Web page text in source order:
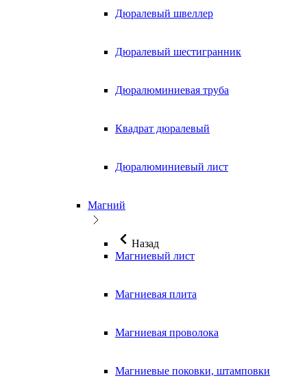
Дюралевый швеллер
Дюралевый шестигранник
Дюралюминиевая труба
Квадрат дюралевый
Дюралюминиевый лист
Магний
Назад
Магниевый лист
Магниевая плита
Магниевая проволока
Магниевые поковки, штамповки